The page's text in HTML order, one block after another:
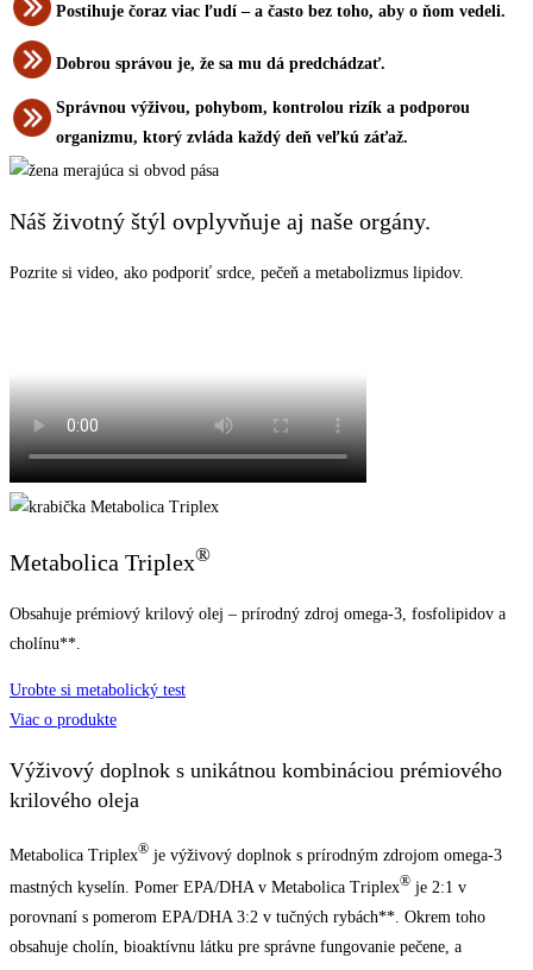
Postihuje čoraz viac ľudí – a často bez toho, aby o ňom vedeli.
Dobrou správou je, že sa mu dá predchádzať.
Správnou výživou, pohybom, kontrolou rizík a podporou
organizmu, ktorý zvláda každý deň veľkú záťaž.
Náš životný štýl ovplyvňuje aj naše orgány.
Pozrite si video, ako podporiť srdce, pečeň a metabolizmus lipidov.
Metabolica Triplex®
Obsahuje prémiový krilový olej – prírodný zdroj omega-3, fosfolipidov a
cholínu**.
Urobte si metabolický test
Viac o produkte
Výživový doplnok s unikátnou kombináciou prémiového
krilového oleja
Metabolica Triplex® je výživový doplnok s prírodným zdrojom omega-3
mastných kyselín. Pomer EPA/DHA v Metabolica Triplex® je 2:1 v
porovnaní s pomerom EPA/DHA 3:2 v tučných rybách**. Okrem toho
obsahuje cholín, bioaktívnu látku pre správne fungovanie pečene, a